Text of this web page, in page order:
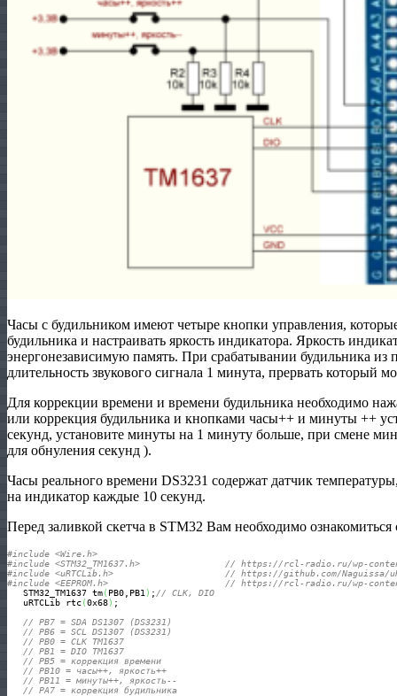
Часы с будильником имеют четыре кнопки управления,
будильника и настраивать яркость индикатора. Яркость
энергонезависимую память. При срабатывании будильника из
длительность звукового сигнала 1 минута, прервать
Для коррекции времени и времени будильника необходимо
или коррекция будильника и кнопками часы++ и минуты ++
секунд, установите минуты на 1 минуту больше, при смене
для обнуления секунд ).
Часы реального времени DS3231 содержат датчик
на индикатор каждые 10 секунд.
Перед заливкой скетча в STM32 Вам необходимо
#include <Wire.h>
#include <STM32_TM1637.h>                // https://rcl-radio.ru/wp-content/
#include <uRTCLib.h>                     // https://github.com/Naguissa/
#include <EEPROM.h>                      // https://rcl-radio.ru/wp-content/
   STM32_TM1637 tm
( PB0,PB1 ) ; // CLK, DIO
   uRTCLib rtc
(0x68) ;
// PB7 = SDA DS1307 (DS3231)
// PB6 = SCL DS1307 (DS3231)
// PB0 = CLK TM1637
// PB1 = DIO TM1637
// PB5 = коррекция времени
// PB10 = часы++, яркость++
// PB11 = минуты++, яркость--
// PA7 = коррекция будильника